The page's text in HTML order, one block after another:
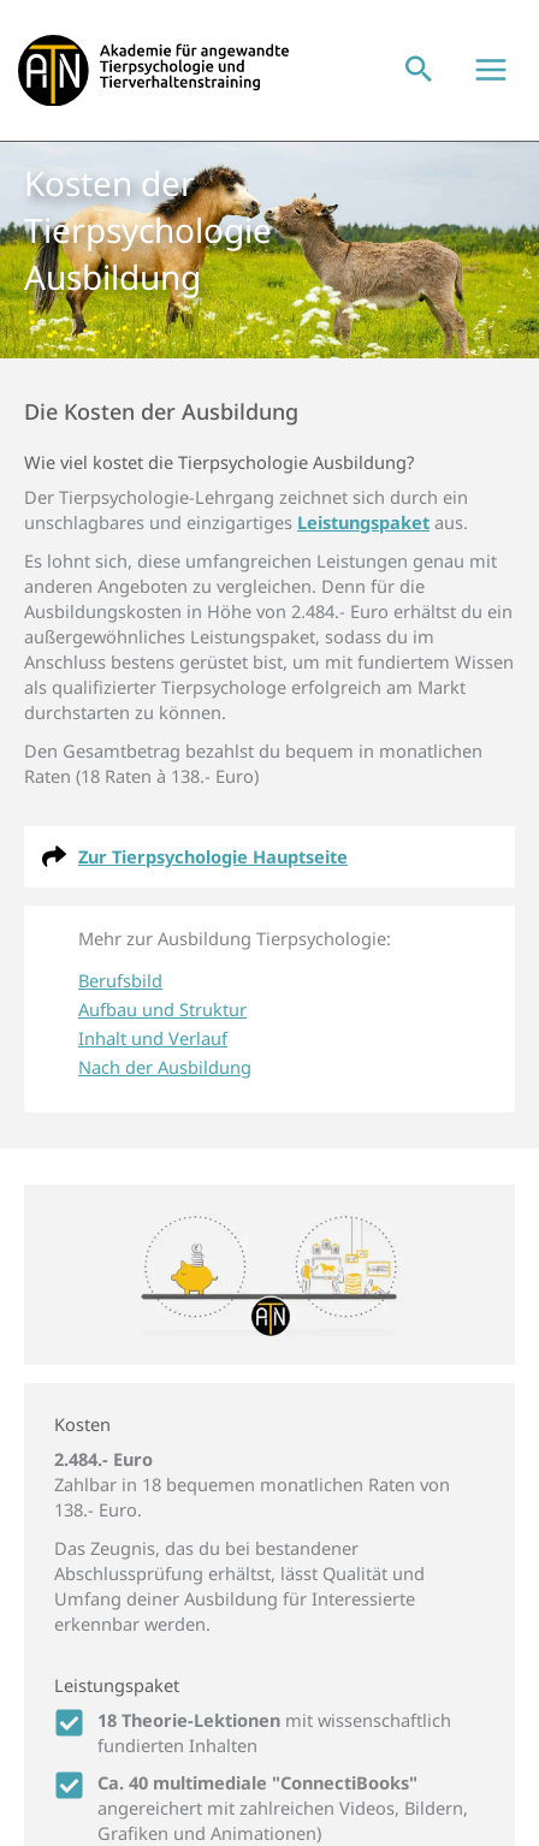
Inhalt
springen
Kosten der
Tier­psycho­logie
Aus­bildung
Zur Tierpsychologie Hauptseite
Mehr zur Ausbildung Tierpsychologie:
Berufsbild
Aufbau und Struktur
Inhalt und Verlauf
Nach der Ausbildung
Die Kosten der Ausbildung
Wie viel kostet die Tier­psycho­logie Aus­bildung?
Der Tierpsychologie-Lehrgang zeichnet sich durch ein
unschlagbares und einzigartiges Leistungspaket aus.
Es lohnt sich, diese umfangreichen Leistungen genau mit
anderen Angeboten zu vergleichen. Denn für die
Ausbildungskosten in Höhe von 2.484.- Euro erhältst du ein
außergewöhnliches Leistungspaket, sodass du im
Anschluss bestens gerüstet bist, um mit fundiertem Wissen
als qualifizierter Tierpsychologe erfolgreich am Markt
durchstarten zu können.
Den Gesamtbetrag bezahlst du bequem in monatlichen
Raten (18 Raten à 138.- Euro)
Kosten
2.484.- Euro
Zahlbar in 18 bequemen monatlichen Raten von
138.- Euro.
Das Zeugnis, das du bei bestandener
Abschlussprüfung erhältst, lässt Qualität und
Umfang deiner Ausbildung für Interessierte
erkennbar werden.
Leistungspaket
18 Theorie-Lektionen mit wissenschaftlich
fundierten Inhalten
Ca. 40 multimediale "ConnectiBooks"
angereichert mit zahlreichen Videos, Bildern,
Grafiken und Animationen)